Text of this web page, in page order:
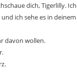
dich, Tigerlilly.
ich sehe es in
davon wollen.